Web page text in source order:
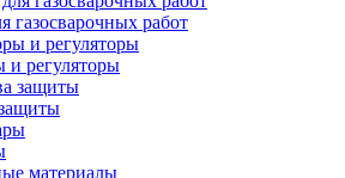
газосварочных работ
и регуляторы